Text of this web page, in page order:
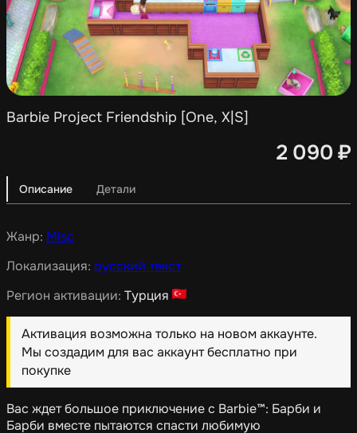
Barbie Project Friendship [One, X|S]
2 090 ₽
Описание Детали
Жанр: Misc
Локализация: русский текст
Регион активации: Турция
Активация возможна только на новом аккаунте.
Мы создадим для вас аккаунт бесплатно при
покупке
Вас ждет большое приключение с Barbie™: Барби и
Барби вместе пытаются спасти любимую